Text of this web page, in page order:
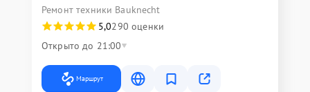
Ремонт техники Bauknecht
5,0290 оценки
Открыто до 21:00
Маршрут